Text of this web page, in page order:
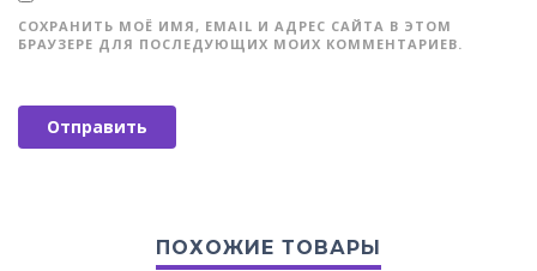
СОХРАНИТЬ МОЁ ИМЯ, EMAIL И АДРЕС САЙТА В ЭТОМ
БРАУЗЕРЕ ДЛЯ ПОСЛЕДУЮЩИХ МОИХ КОММЕНТАРИЕВ.
ПОХОЖИЕ ТОВАРЫ